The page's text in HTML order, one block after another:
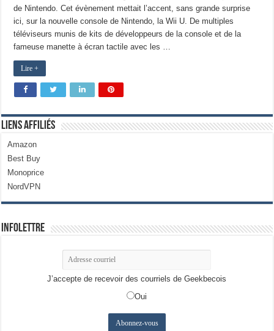
de Nintendo. Cet évènement mettait l’accent, sans grande surprise
ici, sur la nouvelle console de Nintendo, la Wii U. De multiples
téléviseurs munis de kits de développeurs de la console et de la
fameuse manette à écran tactile avec les …
Lire +
Liens Affiliés
Amazon
Best Buy
Monoprice
NordVPN
Infolettre
J’accepte de recevoir des courriels de Geekbecois
Oui